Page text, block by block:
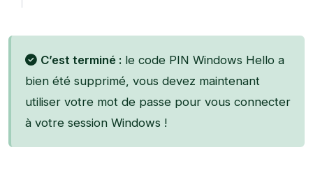
C’est terminé : le code PIN Windows Hello a
bien été supprimé, vous devez maintenant
utiliser votre mot de passe pour vous connecter
à votre session Windows !